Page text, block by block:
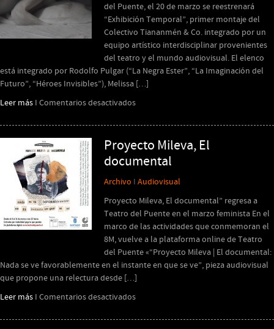
del Puente, el 20 de marzo se reestrenará
“Exhibición Temporal”, primer montaje del
Colectivo Tiananmén & Co. integrado por un
equipo artístico interdisciplinar provenientes
del teatro y el mundo audiovisual. El elenco
está integrado por Rodolfo Pulgar (“La Negra Ester”, “La Imaginación del
Futuro”, “Héroes Invisibles”), Melissa […]
Leer más I Comentarios desactivadosen
Temporal
Proyecto Mileva, El
documental
Archivo I Audiovisual
Proyecto Mileva, El documental” regresa a
Teatro del Puente en el marzo feminista En el
marco de las actividades que conmemoran el
8M, vuelve a la plataforma online de Teatro
del Puente «“Proyecto Mileva | El documental:
Nada se ve favorablemente en el instante en que se ve”, pieza audiovisual
que propone una relectura desde […]
Leer más I Comentarios desactivadosen
Mileva,